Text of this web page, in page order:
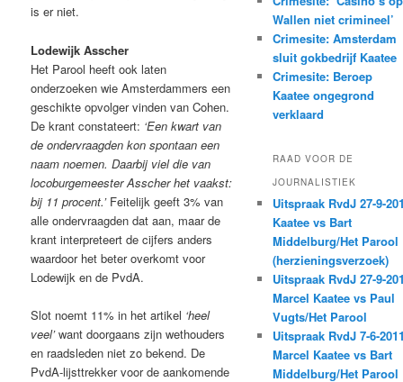
is er niet.
Lodewijk Asscher
Het Parool heeft ook laten
onderzoeken wie Amsterdammers een
geschikte opvolger vinden van Cohen.
De krant constateert: ‘Een kwart van
de ondervraagden kon spontaan een
naam noemen. Daarbij viel die van
locoburgemeester Asscher het vaakst:
bij 11 procent.’ Feitelijk geeft 3% van
alle ondervraagden dat aan, maar de
krant interpreteert de cijfers anders
waardoor het beter overkomt voor
Lodewijk en de PvdA.
Slot noemt 11% in het artikel ‘heel
veel’want doorgaans zijn wethouders
en raadsleden niet zo bekend. De
PvdA-lijsttrekker voor de aankomende
Wallen niet crimineel’
Crimesite: Amsterdam
sluit gokbedrijf Kaatee
Crimesite: Beroep
Kaatee ongegrond
verklaard
RAAD VOOR DE
JOURNALISTIEK
Uitspraak RvdJ 27-9-
Kaatee vs Bart
Middelburg/Het Parool
(herzieningsverzoek)
Uitspraak RvdJ 27-9-
Marcel Kaatee vs Paul
Vugts/Het Parool
Uitspraak RvdJ 7-6-
Marcel Kaatee vs Bart
Middelburg/Het Parool